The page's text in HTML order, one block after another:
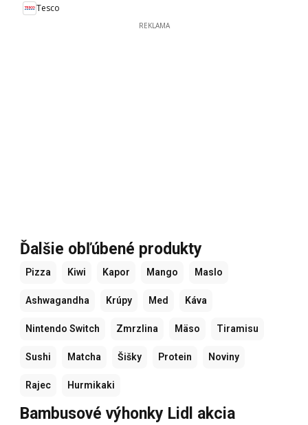
Tesco
REKLAMA
Ďalšie obľúbené produkty
Pizza Kiwi Kapor Mango Maslo
Ashwagandha Krúpy Med Káva
Nintendo Switch Zmrzlina Mäso Tiramisu
Sushi Matcha Šišky Protein Noviny
Rajec Hurmikaki
Bambusové výhonky Lidl akcia